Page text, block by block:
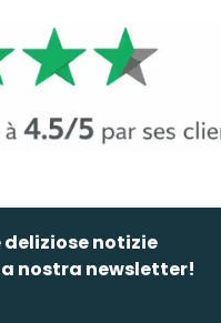
deliziose notizie
nostra newsletter!